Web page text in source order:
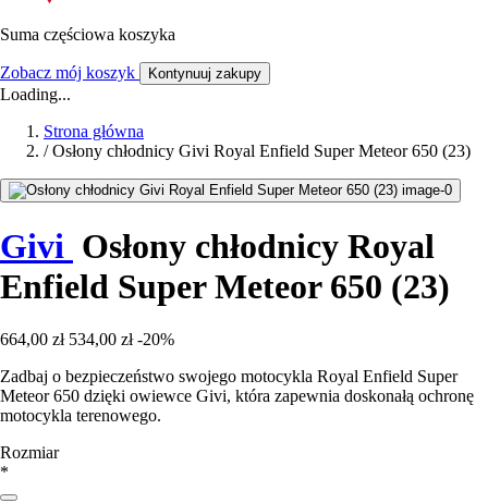
Suma częściowa koszyka
Zobacz mój koszyk Kontynuuj zakupy
Loading...
Strona główna
/ Osłony chłodnicy Givi Royal Enfield Super Meteor 650 (23)
Givi Osłony chłodnicy Royal
Enfield Super Meteor 650 (23)
664,00 zł 534,00 zł -20%
Zadbaj o bezpieczeństwo swojego motocykla Royal Enfield Super
Meteor 650 dzięki owiewce Givi, która zapewnia doskonałą ochronę
motocykla terenowego.
Rozmiar
*